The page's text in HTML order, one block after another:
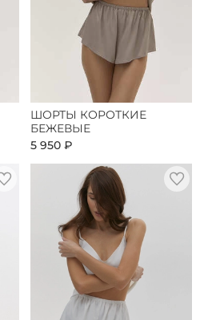
ШОРТЫ КОРОТКИЕ
БЕЖЕВЫЕ
5 950 ₽